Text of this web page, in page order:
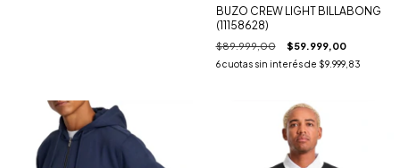
BUZO CREW LIGHT BILLABONG
(11158628)
$89.999,00 $59.999,00
6 cuotas sin interés de $9.999,83